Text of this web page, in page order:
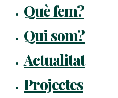
Què fem?
Qui som?
Actualitat
Projectes